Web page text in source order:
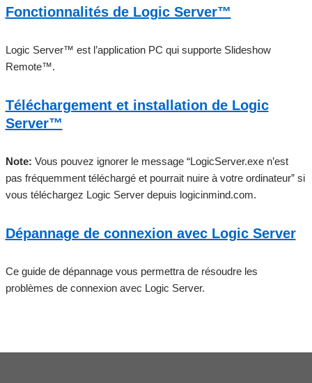
Fonctionnalités de Logic Server™
Logic Server™ est l’application PC qui supporte Slideshow
Remote™.
Téléchargement et installation de Logic
Server™
Note: Vous pouvez ignorer le message “LogicServer.exe n’est
pas fréquemment téléchargé et pourrait nuire à votre ordinateur” si
vous téléchargez Logic Server depuis logicinmind.com.
Dépannage de connexion avec Logic Server
Ce guide de dépannage vous permettra de résoudre les
problèmes de connexion avec Logic Server.